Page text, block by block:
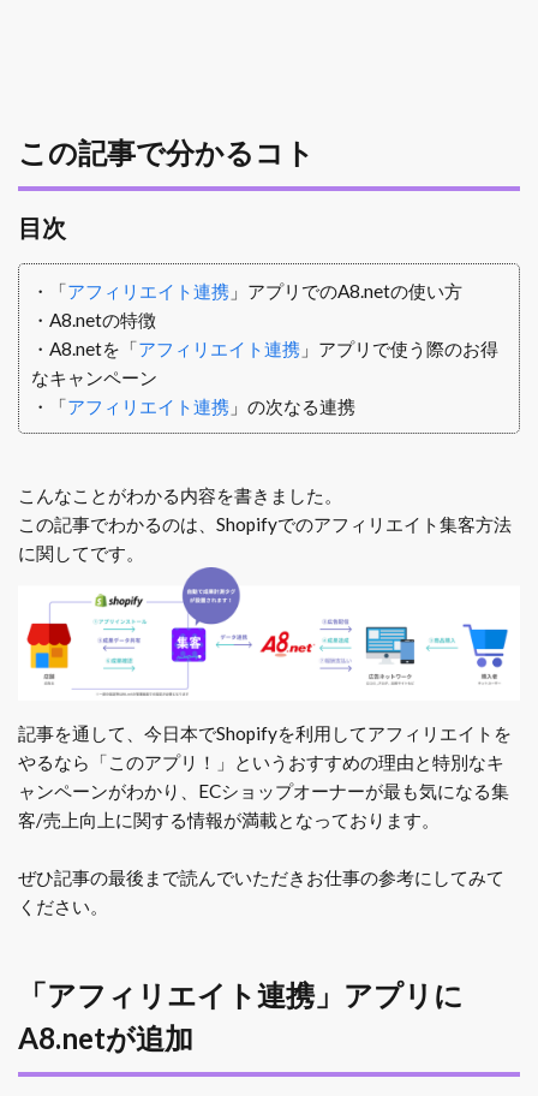
この記事で分かるコト
目次
・「アフィリエイト連携 」アプリでのA8.netの使い方
・A8.netの特徴
・A8.netを「アフィリエイト連携 」アプリで使う際のお得
なキャンペーン
・「アフィリエイト連携 」の次なる連携
こんなことがわかる内容を書きました。
この記事でわかるのは、Shopifyでのアフィリエイト集客方法
に関してです。
記事を通して、今日本でShopifyを利用してアフィリエイトを
やるなら「このアプリ！」というおすすめの理由と特別なキ
ャンペーンがわかり、ECショップオーナーが最も気になる集
客/売上向上に関する情報が満載となっております。
ぜひ記事の最後まで読んでいただきお仕事の参考にしてみて
ください。
「アフィリエイト連携」アプリに
A8.netが追加